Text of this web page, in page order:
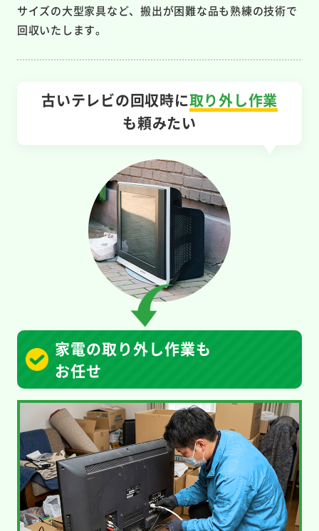
サイズの大型家具など、搬出が困難な品も熟練の技術で
回収いたします。
古いテレビの回収時に取り外し作業
も頼みたい
家電の取り外し作業も
お任せ